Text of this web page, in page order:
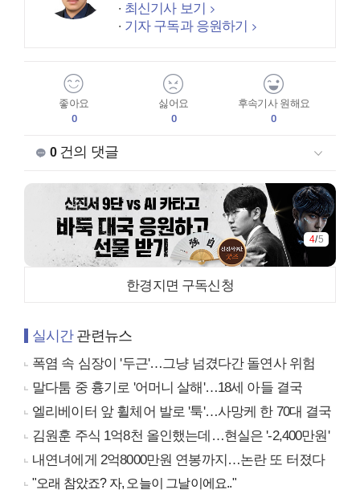
최신기사 보기
기자 구독과 응원하기
좋아요
0
싫어요
0
후속기사 원해요
0
0건의 댓글
4/5
한경지면 구독신청
실시간관련뉴스
폭염 속 심장이 '두근'…그냥 넘겼다간 돌연사 위험
말다툼 중 흉기로 '어머니 살해'…18세 아들 결국
엘리베이터 앞 휠체어 발로 '툭'…사망케 한 70대 결국
김원훈 주식 1억8천 올인했는데…현실은 '-2,400만원'
내연녀에게 2억8000만원 연봉까지…논란 또 터졌다
"오래 참았죠? 자, 오늘이 그날이에요.."